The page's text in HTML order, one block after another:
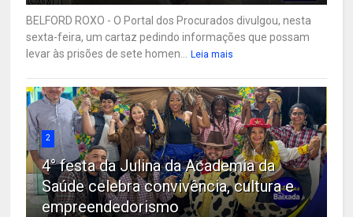
BELFORD ROXO - O Portal dos Procurados divulgou, nesta
sexta-feira, um cartaz pedindo informações que possam
levar às prisões de sete homen...
Leia mais
2
4° festa da Julina da Academia da
Saúde celebra convivência, cultura e
empreendedorismo